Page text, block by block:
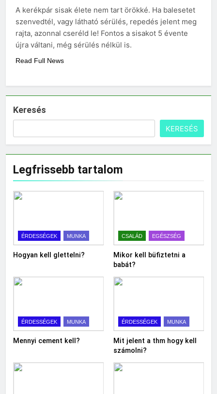
3 Nap Ezelőtt
A kerékpár sisak élete nem tart örökké. Ha balesetet
szenvedtél, vagy látható sérülés, repedés jelent meg
rajta, azonnal cseréld le! Fontos a sisakot 5 évente
újra váltani, még sérülés nélkül is.
Read Full News
Keresés
KERESÉS
Legfrissebb tartalom
ÉRDESSÉGEK MUNKA
Hogyan kell glettelni?
CSALÁD EGÉSZSÉG
Mikor kell büfiztetni a
babát?
ÉRDESSÉGEK MUNKA
Mennyi cement kell?
ÉRDESSÉGEK MUNKA
Mit jelent a thm hogy kell
számolni?